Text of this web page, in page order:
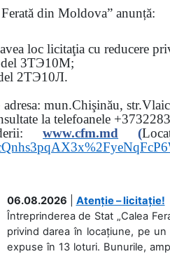
din Moldova” anunță:
loc licitaţia cu reducere
3ТЭ10М;
2ТЭ10Л.
mun.Chişinău,
la telefoanele
www.cfm.md (
06.08.2026
Atenție – licitație!
Întreprinderea de Stat „Calea
privind darea în locațiune, pe
expuse în 13 loturi. Bunurile,